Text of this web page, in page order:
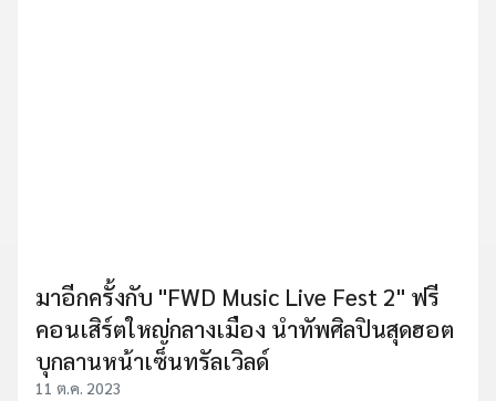
มาอีกครั้งกับ "FWD Music Live Fest 2" ฟรี
คอนเสิร์ตใหญ่กลางเมือง นำทัพศิลปินสุดฮอต
บุกลานหน้าเซ็นทรัลเวิลด์
11 ต.ค. 2023